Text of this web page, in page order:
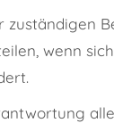
zuständigen
wenn sich